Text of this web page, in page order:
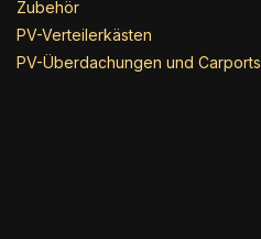
Zubehör
PV-Verteilerkästen
PV-Überdachungen und Carports